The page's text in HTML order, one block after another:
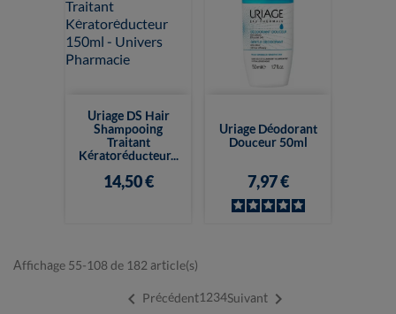
Uriage DS Hair
Shampooing
Traitant
Kératoréducteur...
14,50 €
Uriage Déodorant
Douceur 50ml
7,97 €
Affichage 55-108 de 182 article(s)
 Précédent1234Suivant